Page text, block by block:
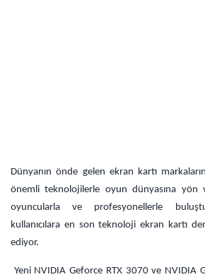
Dünyanın önde gelen ekran kartı
önemli teknolojilerle oyun dünyasına yön
oyuncularla ve profesyonellerle
kullanıcılara en son teknoloji ekran kartı
ediyor.
Yeni NVIDIA Geforce RTX 3070 ve NVIDIA